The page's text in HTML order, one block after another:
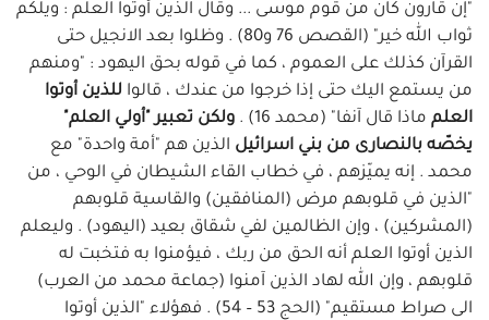
"إن قارون كان من قوم موسى ... وقال الذين أوتوا العلم : ويلكم
ثواب الله خير" (القصص 76 و80) . وظلوا بعد الانجيل حتى
القرآن كذلك على العموم ، كما في قوله بحق اليهود : "ومنهم
من يستمع اليك حتى إذا خرجوا من عندك ، قالوا للذين أوتوا
العلم ماذا قال آنفا" (محمد 16) .
ولكن تعبير "أولي العلم"
يخصّه بالنصارى من بني اسرائيل الذين هم "أمة واحدة" مع
محمد . إنه يميّزهم ، في خطاب القاء الشيطان في الوحي ، من
"الذين في قلوبهم مرض (المنافقين) والقاسية قلوبهم
(المشركين) ، وإن الظالمين لفي شقاق بعيد (اليهود) . وليعلم
الذين أوتوا العلم أنه الحق من ربك ، فيؤمنوا به فتخبت له
قلوبهم ، وإن الله لهاد الذين آمنوا (جماعة محمد من العرب)
الى صراط مستقيم" (الحج 53 – 54) . فهؤلاء "الذين أوتوا